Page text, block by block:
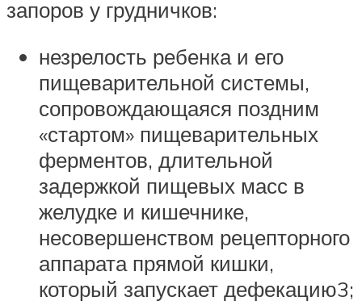
запоров у грудничков:
незрелость ребенка и его
пищеварительной системы,
сопровождающаяся поздним
«стартом» пищеварительных
ферментов, длительной
задержкой пищевых масс в
желудке и кишечнике,
несовершенством рецепторного
аппарата прямой кишки,
который запускает дефекацию3;